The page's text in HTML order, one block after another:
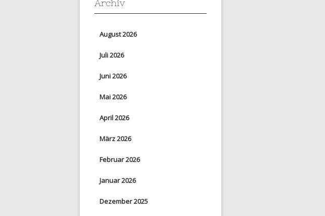
Archiv
August 2026
Juli 2026
Juni 2026
Mai 2026
April 2026
März 2026
Februar 2026
Januar 2026
Dezember 2025